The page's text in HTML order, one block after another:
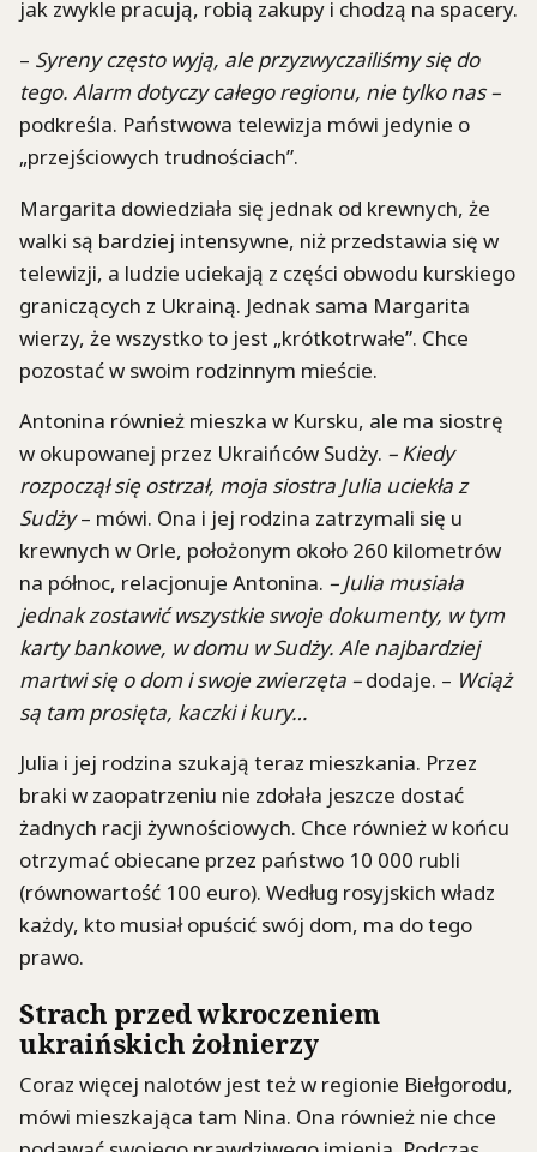
jak zwykle pracują, robią zakupy i chodzą na spacery.
– Syreny często wyją, ale przyzwyczailiśmy się do
tego. Alarm dotyczy całego regionu, nie tylko nas –
podkreśla. Państwowa telewizja mówi jedynie o
„przejściowych trudnościach”.
Margarita dowiedziała się jednak od krewnych, że
walki są bardziej intensywne, niż przedstawia się w
telewizji, a ludzie uciekają z części obwodu kurskiego
graniczących z Ukrainą. Jednak sama Margarita
wierzy, że wszystko to jest „krótkotrwałe”. Chce
pozostać w swoim rodzinnym mieście.
Antonina również mieszka w Kursku, ale ma siostrę
w okupowanej przez Ukraińców Sudży. – Kiedy
rozpoczął się ostrzał, moja siostra Julia uciekła z
Sudży– mówi. Ona i jej rodzina zatrzymali się u
krewnych w Orle, położonym około 260 kilometrów
na północ, relacjonuje Antonina. – Julia musiała
jednak zostawić wszystkie swoje dokumenty, w tym
karty bankowe, w domu w Sudży. Ale najbardziej
martwi się o dom i swoje zwierzęta –dodaje. – Wciąż
są tam prosięta, kaczki i kury…
Julia i jej rodzina szukają teraz mieszkania. Przez
braki w zaopatrzeniu nie zdołała jeszcze dostać
żadnych racji żywnościowych. Chce również w końcu
otrzymać obiecane przez państwo 10 000 rubli
(równowartość 100 euro). Według rosyjskich władz
każdy, kto musiał opuścić swój dom, ma do tego
prawo.
Strach przed wkroczeniem
ukraińskich żołnierzy
Coraz więcej nalotów jest też w regionie Biełgorodu,
mówi mieszkająca tam Nina. Ona również nie chce